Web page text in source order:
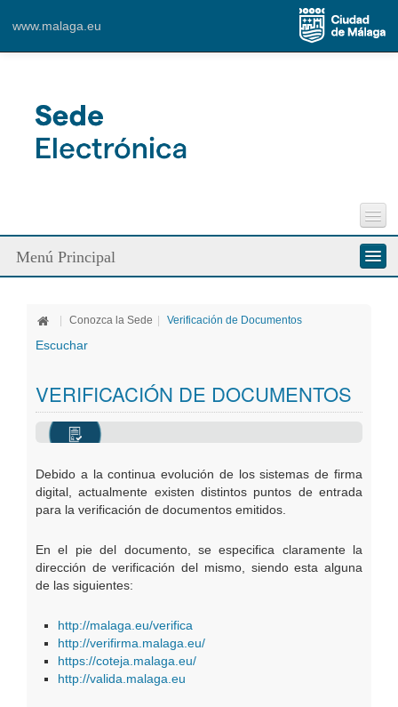
www.malaga.eu
Perfil del Contratante
Incidencias Vía Pública
Menú Principal
Ciudadanos
Oficinas Virtuales
Conozca la Sede Verificación de Documentos
Escuchar
VERIFICACIÓN DE DOCUMENTOS
Debido a la continua evolución de los sistemas de firma
digital, actualmente existen distintos puntos de entrada
para la verificación de documentos emitidos.
En el pie del documento, se especifica claramente la
dirección de verificación del mismo, siendo esta alguna
de las siguientes:
http://malaga.eu/verifica
http://verifirma.malaga.eu/
https://coteja.malaga.eu/
http://valida.malaga.eu